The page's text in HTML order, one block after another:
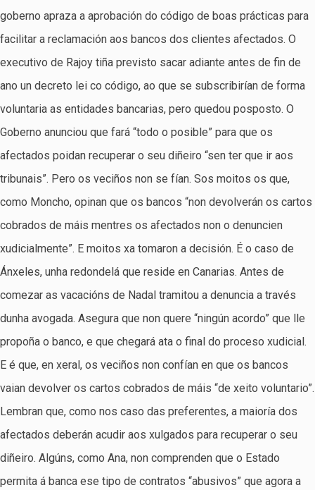
goberno apraza a aprobación do código de boas prácticas para
facilitar a reclamación aos bancos dos clientes afectados. O
executivo de Rajoy tiña previsto sacar adiante antes de fin de
ano un decreto lei co código, ao que se subscribirían de forma
voluntaria as entidades bancarias, pero quedou posposto. O
Goberno anunciou que fará “todo o posible” para que os
afectados poidan recuperar o seu diñeiro “sen ter que ir aos
tribunais”. Pero os veciños non se fían. Sos moitos os que,
como Moncho, opinan que os bancos “non devolverán os cartos
cobrados de máis mentres os afectados non o denuncien
xudicialmente”. E moitos xa tomaron a decisión. É o caso de
Ánxeles, unha redondelá que reside en Canarias. Antes de
comezar as vacacións de Nadal tramitou a denuncia a través
dunha avogada. Asegura que non quere “ningún acordo” que lle
propoña o banco, e que chegará ata o final do proceso xudicial.
E é que, en xeral, os veciños non confían en que os bancos
vaian devolver os cartos cobrados de máis “de xeito voluntario”.
Lembran que, como nos caso das preferentes, a maioría dos
afectados deberán acudir aos xulgados para recuperar o seu
diñeiro. Algúns, como Ana, non comprenden que o Estado
permita á banca ese tipo de contratos “abusivos” que agora a